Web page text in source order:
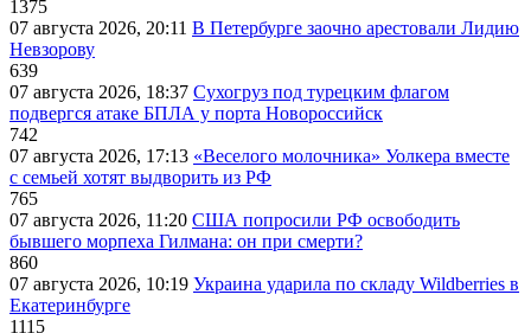
1375
07 августа 2026, 20:11 В Петербурге заочно арестовали Лидию
Невзорову
639
07 августа 2026, 18:37 Сухогруз под турецким флагом
подвергся атаке БПЛА у порта Новороссийск
742
07 августа 2026, 17:13 «Веселого молочника» Уолкера вместе
с семьей хотят выдворить из РФ
765
07 августа 2026, 11:20 США попросили РФ освободить
бывшего морпеха Гилмана: он при смерти?
860
07 августа 2026, 10:19 Украина ударила по складу Wildberries в
Екатеринбурге
1115